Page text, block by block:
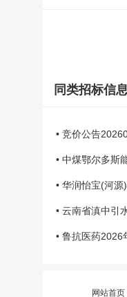
同类招标信
• 竞价公告
• 中煤鄂尔多斯
• 华润怡宝(河
• 云南省滇中引
• 鲁抗医药2026
网站首页